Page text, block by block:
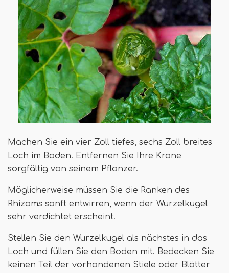
Machen Sie ein vier Zoll tiefes, sechs Zoll breites
Loch im Boden. Entfernen Sie Ihre Krone
sorgfältig von seinem Pflanzer.
Möglicherweise müssen Sie die Ranken des
Rhizoms sanft entwirren, wenn der Wurzelkugel
sehr verdichtet erscheint.
Stellen Sie den Wurzelkugel als nächstes in das
Loch und füllen Sie den Boden mit. Bedecken Sie
keinen Teil der vorhandenen Stiele oder Blätter